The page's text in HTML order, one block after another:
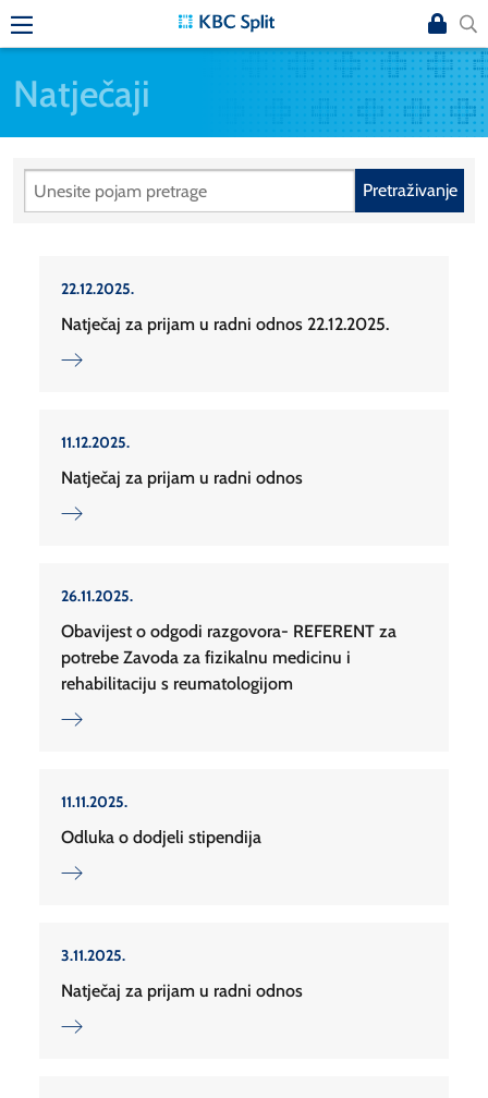
Natječaji
Pretraživanje
22.12.2025.
Natječaj za prijam u radni odnos 22.12.2025.
11.12.2025.
Natječaj za prijam u radni odnos
26.11.2025.
Obavijest o odgodi razgovora- REFERENT za
potrebe Zavoda za fizikalnu medicinu i
rehabilitaciju s reumatologijom
11.11.2025.
Odluka o dodjeli stipendija
3.11.2025.
Natječaj za prijam u radni odnos